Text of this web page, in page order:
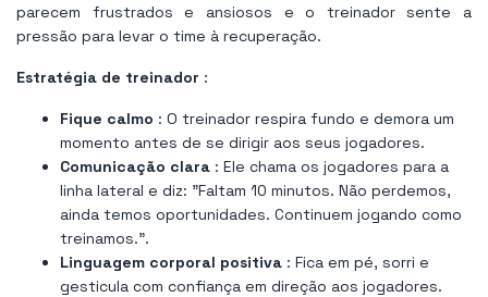
parecem frustrados e ansiosos e o treinador sente a
pressão para levar o time à recuperação.
Estratégia de treinador :
Fique calmo : O treinador respira fundo e demora um
momento antes de se dirigir aos seus jogadores.
Comunicação clara : Ele chama os jogadores para a
linha lateral e diz: "Faltam 10 minutos. Não perdemos,
ainda temos oportunidades. Continuem jogando como
treinamos.".
Linguagem corporal positiva : Fica em pé, sorri e
gesticula com confiança em direção aos jogadores.